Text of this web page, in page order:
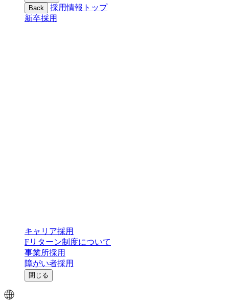
Back
採用情報トップ
新卒採用
キャリア採用
Fリターン制度について
事業所採用
障がい者採用
閉じる